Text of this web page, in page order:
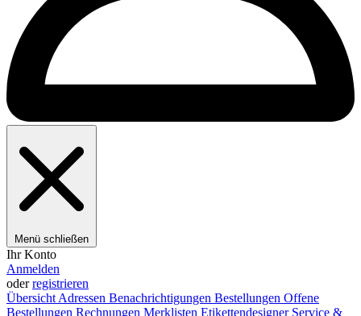
Menü schließen
Ihr Konto
Anmelden
oderregistrieren
Übersicht Adressen Benachrichtigungen Bestellungen Offene
Bestellungen Rechnungen Merklisten Etikettendesigner Service &